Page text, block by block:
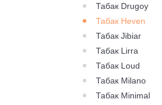
Табак Drugoy
Табак Heven
Табак Jibiar
Табак Lirra
Табак Loud
Табак Milano
Табак Minimal